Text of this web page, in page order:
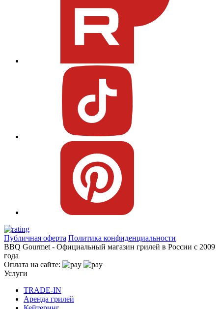
Публичная оферта Политика конфиденциальности
BBQ Gourmet - Официальный магазин грилей в России с 2009
года
Оплата на сайте:
Услуги
TRADE-IN
Аренда грилей